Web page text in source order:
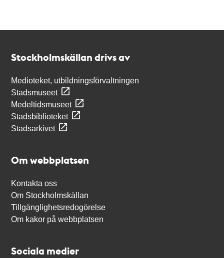
Stockholmskällan drivs av
Medioteket, utbildningsförvaltningen
Stadsmuseet
Medeltidsmuseet
Stadsbiblioteket
Stadsarkivet
Om webbplatsen
Kontakta oss
Om Stockholmskällan
Tillgänglighetsredogörelse
Om kakor på webbplatsen
Sociala medier